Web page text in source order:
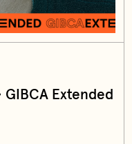
Extended